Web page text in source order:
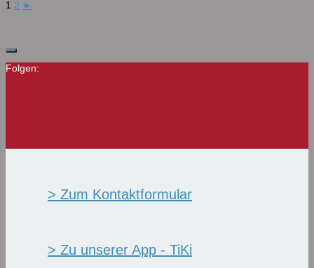
1 2 ►
Folgen:
> Zum Kontaktformular
> Zu unserer App - TiKi